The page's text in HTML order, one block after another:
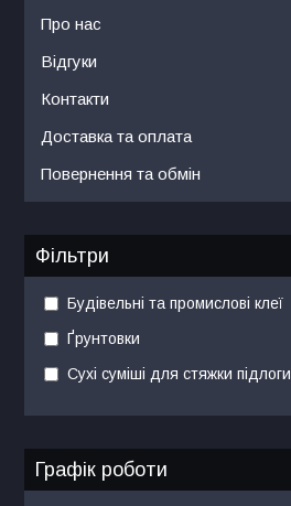
Про нас
Відгуки
Контакти
Доставка та оплата
Повернення та обмін
Фільтри
Будівельні та промислові клеї
Ґрунтовки
Сухі суміші для стяжки підлоги
Графік роботи